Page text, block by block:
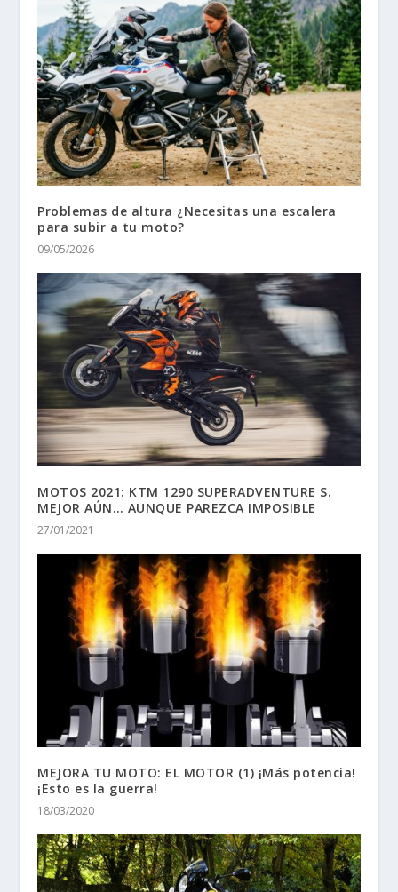
Problemas de altura ¿Necesitas una escalera
para subir a tu moto?
09/05/2026
MOTOS 2021: KTM 1290 SUPERADVENTURE S.
MEJOR AÚN… AUNQUE PAREZCA IMPOSIBLE
27/01/2021
MEJORA TU MOTO: EL MOTOR (1) ¡Más potencia!
¡Esto es la guerra!
18/03/2020